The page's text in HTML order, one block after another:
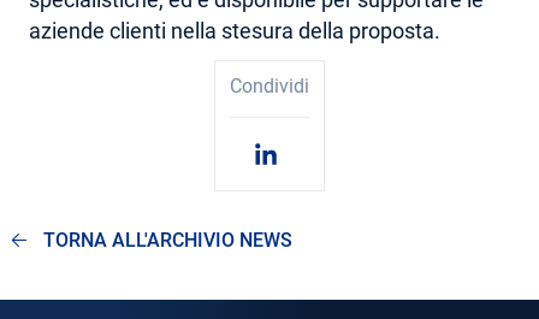
aziende clienti nella stesura della proposta.
Condividi
TORNA ALL'ARCHIVIO NEWS